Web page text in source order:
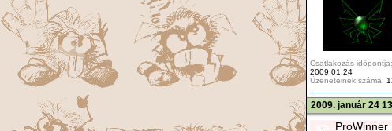
Csatlakozás időpontja:
2009.01.24
Üzeneteinek száma:
2009. január 24
ProWinner